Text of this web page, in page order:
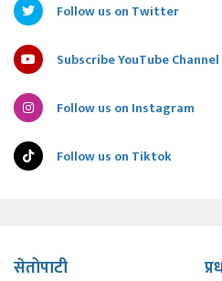
Follow us on Twitter
Subscribe YouTube Channel
Follow us on Instagram
Follow us on Tiktok
सेतोपाटी